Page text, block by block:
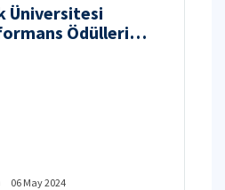
Üniversitesi
Ödülleri
06 May 2024